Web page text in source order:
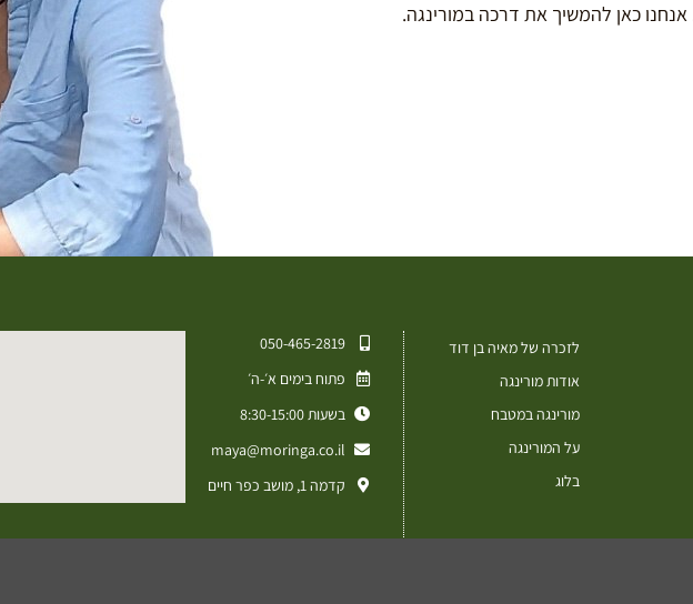
לזכרה של מאיה בן דוד
אודות מורינגה
מורינגה במטבח
על המורינגה
בלוג
050-465-2819⁩
פתוח בימים א׳-ה׳
בשעות 8:30-15:00
maya@moringa.co.il
קדמה 1, מושב כפר חיים